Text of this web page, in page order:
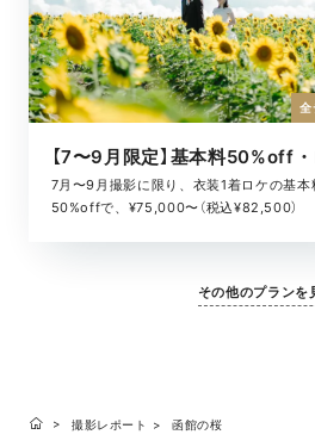
7月〜9月撮影に限り、衣装1着ロケの基本
50%offで、¥75,000〜（税込¥82,500）
全
その他のプランを
撮影レポート 函館の桜